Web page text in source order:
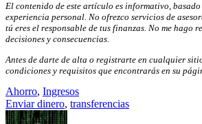
El contenido de este artículo es informativo,
experiencia personal. No ofrezco servicios de
tú eres el responsable de tus finanzas. No me hago
decisiones y consecuencias.
Antes de darte de alta o registrarte en cualquier
condiciones y requisitos que encontrarás en su
Ahorro, Ingresos
Enviar dinero, transferencias